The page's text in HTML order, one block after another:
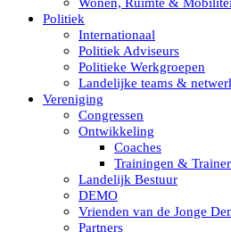
Politiek
Internationaal
Politiek Adviseurs
Politieke Werkgroepen
Landelijke teams &
Vereniging
Congressen
Ontwikkeling
Coaches
Trainingen &
Landelijk Bestuur
DEMO
Vrienden van de Jonge
Partners